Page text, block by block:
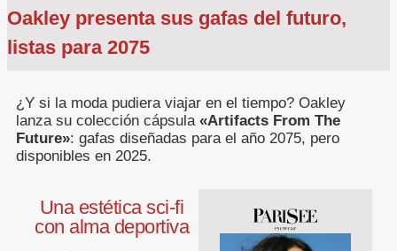
Oakley presenta sus gafas del futuro,
listas para 2075
¿Y si la moda pudiera viajar en el tiempo? Oakley
lanza su colección cápsula «Artifacts From The
Future»: gafas diseñadas para el año 2075, pero
disponibles en 2025.
Una estética sci-fi
con alma deportiva